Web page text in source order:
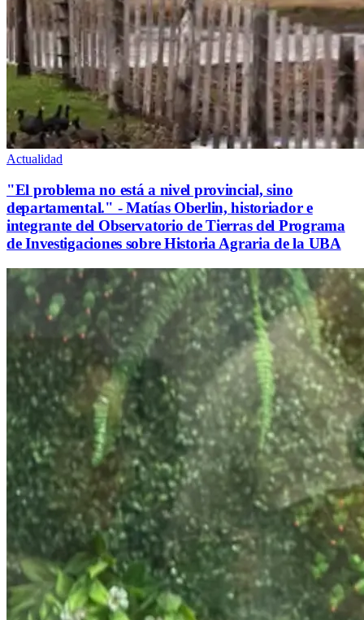
Actualidad
"El problema no está a nivel provincial, sino
departamental." - Matías Oberlin, historiador e
integrante del Observatorio de Tierras del Programa
de Investigaciones sobre Historia Agraria de la UBA